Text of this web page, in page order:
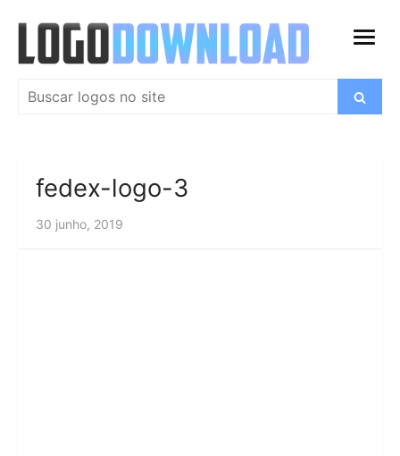
o
conteúdo
abrir
Pesquisar
Buscar
fedex-logo-3
30 junho, 2019